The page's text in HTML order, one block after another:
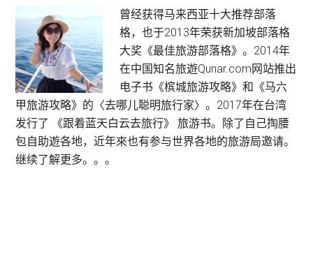
物
篇：
战
利
品
Primary
Sidebar
曾经获得马来西亚十大推荐部落
格，也于2013年荣获新加坡部落格
大奖《最佳旅游部落格》。2014年
在中国知名旅遊Qunar.com网站推出
电子书《槟城旅游攻略》和《马六
甲旅游攻略》的〈去哪儿聪明旅行家〉。2017年在台湾
发行了 《跟着蓝天白云去旅行》 旅游书。除了自己掏腰
包自助遊各地，近年來也有参与世界各地的旅游局邀请。
继续了解更多。。。